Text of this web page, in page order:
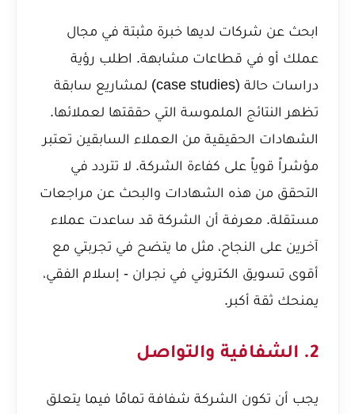
ابحث عن شركات لديها خبرة مثبتة في مجال
عملك أو في قطاعات مشابهة. اطلب رؤية
دراسات حالة (case studies) لمشاريع سابقة
تظهر النتائج الملموسة التي حققتها لعملائها.
الشهادات الحقيقية من العملاء السابقين تعتبر
مؤشراً قوياً على كفاءة الشركة. لا تتردد في
التحقق من هذه الشهادات والبحث عن مراجعات
مستقلة. معرفة أن الشركة قد ساعدت عملاء
آخرين على النجاح، مثل ما يتضح في تجربتي مع
أقوى تسويق الكتروني في نجران - إسلام الفقي،
يمنحك ثقة أكبر.
2. الشفافية والتواصل
يجب أن تكون الشركة شفافة تمامًا فيما يتعلق